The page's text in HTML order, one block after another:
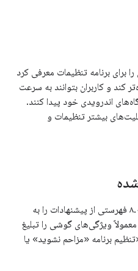
را برای برنامه تنظیمات معرفی کرد
کند و کاربران بتوانند به سرعت
اندرویدی خود پیدا کنند.
قابلیت‌های بیشتر تنظیمات و
برنامه تنظیمات اندروید در اندروید ۸.۰ فهرستی از پیشنهادات را به
معمولاً ویژگی‌های گوشی را تبلیغ
برنامه «مزاحم نشوید» یا